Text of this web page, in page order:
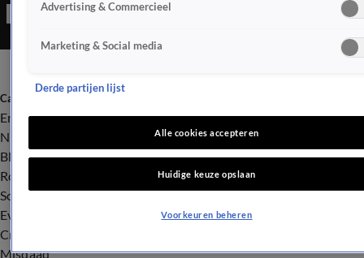
Categorieën
Entertainment
Nieuws
BN'ers
Royalty
Songfestival
Evenementen
Crime
Misdaad
Advertising & Commercieel
Marketing & Social media
Derde partijen lijst
Alle cookies accepteren
Huidige keuze opslaan
Voorkeuren beheren